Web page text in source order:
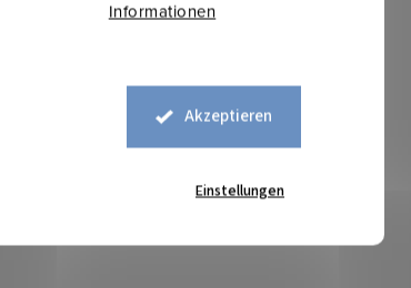
Informationen
Akzeptieren
Einstellungen
des
der Intensität
der
Höhenlage
Stofffarbe
sein.